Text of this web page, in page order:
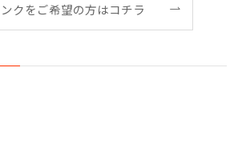
クをご希望の方はコチラ